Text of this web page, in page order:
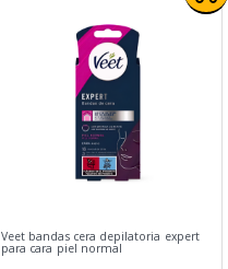
Veet bandas cera depilatoria expert
para cara piel normal